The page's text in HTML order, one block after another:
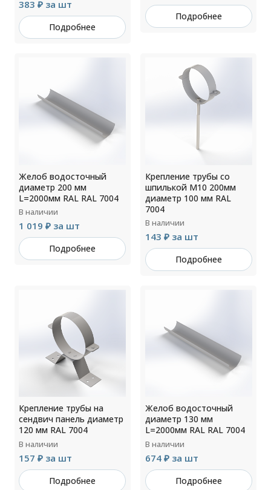
383 ₽ за шт
Подробнее
Подробнее
Желоб водосточный
диаметр 200 мм
L=2000мм RAL RAL 7004
В наличии
1 019 ₽ за шт
Подробнее
Крепление трубы со
шпилькой М10 200мм
диаметр 100 мм RAL
7004
В наличии
143 ₽ за шт
Подробнее
Крепление трубы на
сендвич панель диаметр
120 мм RAL 7004
В наличии
157 ₽ за шт
Подробнее
Желоб водосточный
диаметр 130 мм
L=2000мм RAL RAL 7004
В наличии
674 ₽ за шт
Подробнее